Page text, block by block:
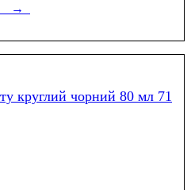
→
круглий чорний 80 мл 71